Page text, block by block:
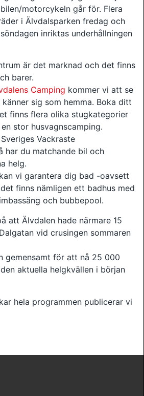
motorcykeln går för. Flera
i Älvdalsparken fredag och
inriktas underhållningen
är det marknad och det finns
barer.
Camping kommer vi att se
sig som hemma. Boka ditt
finns flera olika stugkategorier
stor husvagnscamping.
Vackraste
har du matchande bil och
helg.
vi garantera dig bad -oavsett
finns nämligen ett badhus med
och bubbepool.
att Älvdalen hade närmare 15
vid crusingen sommaren
gemensamt för att nå 25 000
aktuella helgkvällen i början
hela programmen publicerar vi